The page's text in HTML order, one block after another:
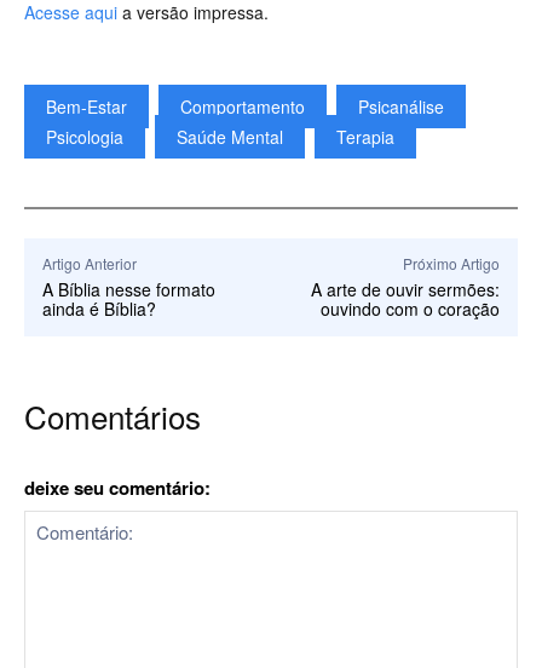
Acesse aqui a versão impressa.
Bem-Estar Comportamento
Psicanálise
Psicologia
Saúde Mental Terapia
Artigo Anterior
A Bíblia nesse formato
ainda é Bíblia?
Próximo Artigo
A arte de ouvir sermões:
ouvindo com o coração
Comentários
deixe seu comentário: